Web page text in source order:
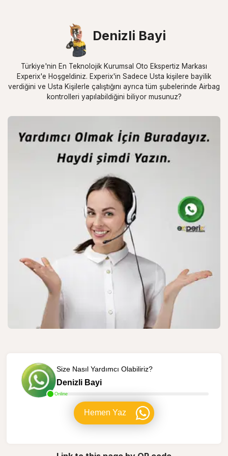
Denizli Bayi
Türkiye'nin En Teknolojik Kurumsal Oto Ekspertiz Markası
Experix'e Hoşgeldiniz. Experix'in Sadece Usta kişilere bayilik
verdiğini ve Usta Kişilerle çalıştığını ayrıca tüm şubelerinde Airbag
kontrolleri yapılabildiğini biliyor musunuz?
Online
Size Nasıl Yardımcı Olabiliriz?
Denizli Bayi
Hemen Yaz